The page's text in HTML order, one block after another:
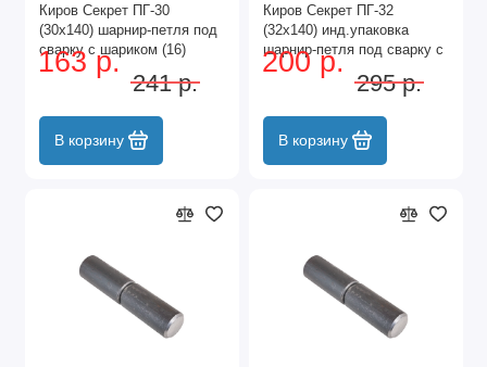
Киров Секрет ПГ-30
(30х140) шарнир-петля под
сварку с шариком (16)
163 р.
241 р.
В корзину
Киров Секрет ПГ-32
(32х140) инд.упаковка
шарнир-петля под сварку с
шариком (8)
200 р.
295 р.
В корзину